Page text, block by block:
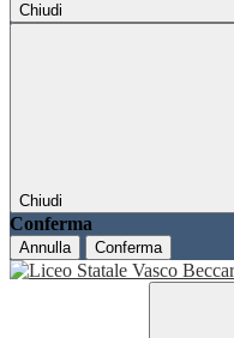
Chiudi
Chiudi
Conferma
Annulla Conferma